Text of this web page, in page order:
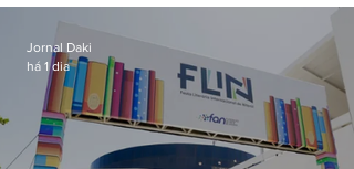
apreensão na população
Jornal Daki
há 1 dia